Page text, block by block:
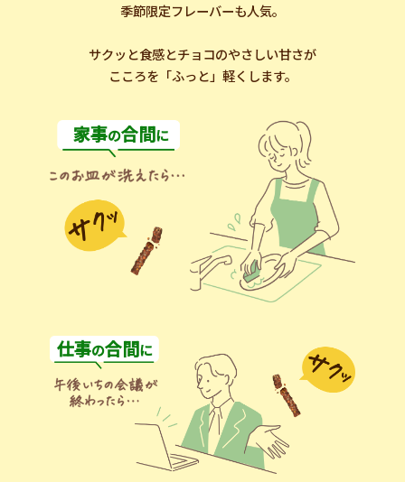
季節限定フレーバーも人気。
サクッと食感とチョコのやさしい甘さが
こころを「ふっと」軽くします。
家事の合間に
仕事の合間に